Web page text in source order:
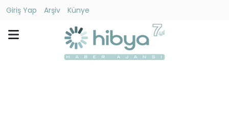
Giriş Yap Arşiv
Künye